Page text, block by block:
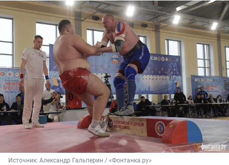
Источник: Александр Гальперин / «Фонтанка.ру»